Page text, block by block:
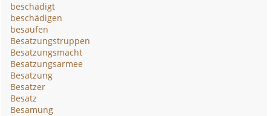
beschädigt
beschädigen
besaufen
Besatzungstruppen
Besatzungsmacht
Besatzungsarmee
Besatzung
Besatzer
Besatz
Besamung